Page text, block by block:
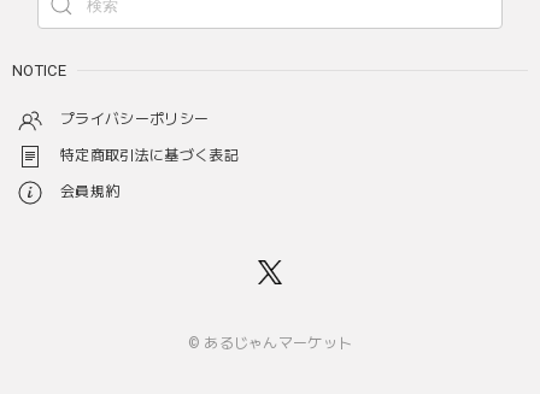
NOTICE
プライバシーポリシー
特定商取引法に基づく表記
会員規約
© あるじゃんマーケット